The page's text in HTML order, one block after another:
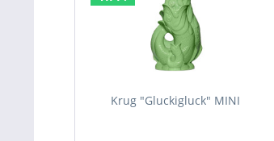
Krug "Gluckigluck" MINI